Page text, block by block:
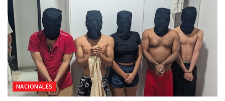
NACIONALES